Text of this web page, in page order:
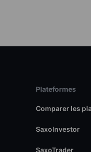
Plateformes
Comparer les
SaxoInvestor
SaxoTrader